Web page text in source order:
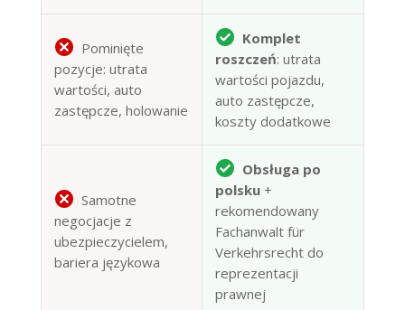
Pominięte
pozycje: utrata
wartości, auto
zastępcze, holowanie
Komplet
roszczeń: utrata
wartości pojazdu,
auto zastępcze,
koszty dodatkowe
Samotne
negocjacje z
ubezpieczycielem,
bariera językowa
Obsługa po
polsku+
rekomendowany
Fachanwalt für
Verkehrsrecht do
reprezentacji
prawnej